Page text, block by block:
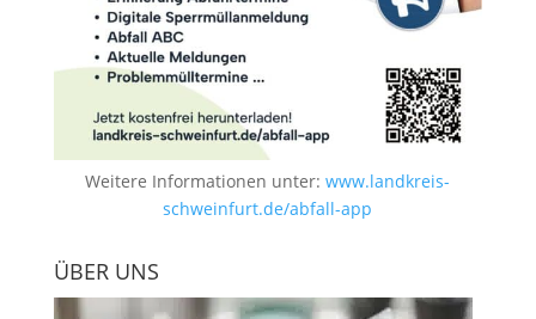
Weitere Informationen unter:www.landkreis-
schweinfurt.de/abfall-app
ÜBER UNS